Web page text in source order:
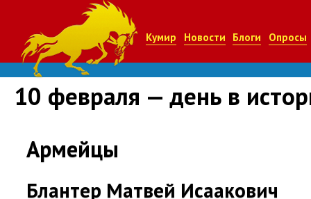
Кумир Новости Блоги Опросы
10 февраля — день в
Армейцы
Блантер Матвей Исаакович